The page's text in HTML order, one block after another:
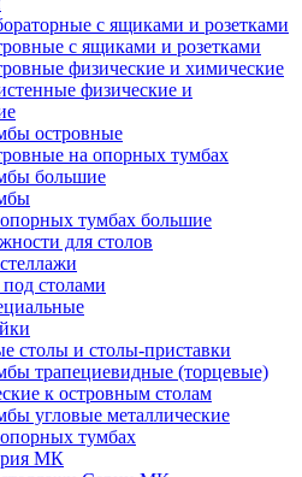
с ящиками и розетками
с ящиками и розетками
физические и химические
физические и
островные
на опорных тумбах
большие
тумбах большие
для столов
столами
столы и столы-приставки
трапециевидные (торцевые)
к островным столам
угловые металлические
тумбах
МК